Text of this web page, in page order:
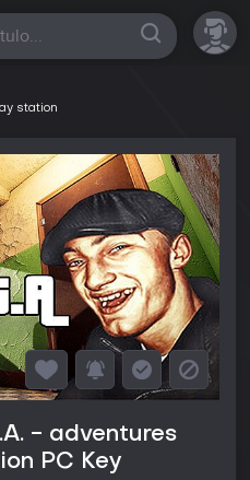
station
- adventures
PC Key